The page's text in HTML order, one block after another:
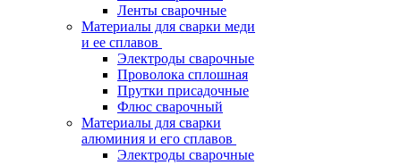
Ленты сварочные
Материалы для сварки меди
и ее сплавов
Электроды сварочные
Проволока сплошная
Прутки присадочные
Флюс сварочный
Материалы для сварки
алюминия и его сплавов
Электроды сварочные